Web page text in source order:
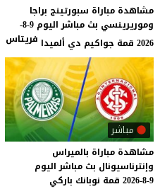
مشاهدة مباراة سبورتينج براجا
وموريرينسي بث مباشر اليوم 9-8-
2026 قمة جواكيم دي ألميدا
فريتاس
مباشر
مشاهدة مباراة بالميراس
وإنترناسيونال بث مباشر اليوم
9-8-2026
قمة نوبانك باركي